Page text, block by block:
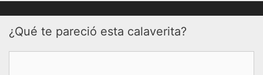
¿Qué te pareció esta calaverita?